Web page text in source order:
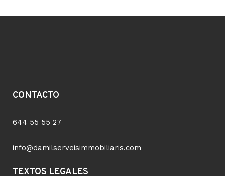
CONTACTO
644 55 55 27
info@damilserveisimmobiliaris.com
TEXTOS LEGALES